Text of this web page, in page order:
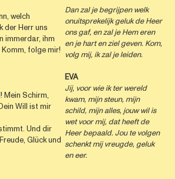
welch
der Herr uns
immerdar, ihm
folge mir!
Mein Schirm,
Will ist mir
Und dir
Glück und
Dan zal je begrijpenwelk
onuitsprekelijk geluk de Heer
ons gaf, en zal je Hem eren
en je hart en ziel geven. Kom,
volg mij, ik zal je leiden.
EVA
Jij, voor wie ik ter wereld
kwam, mijn steun, mijn
schild, mijn alles,jouw wil is
wet voor mij, dat heeft de
Heer bepaald. Jou te volgen
schenkt mijvreugde, geluk
en eer.